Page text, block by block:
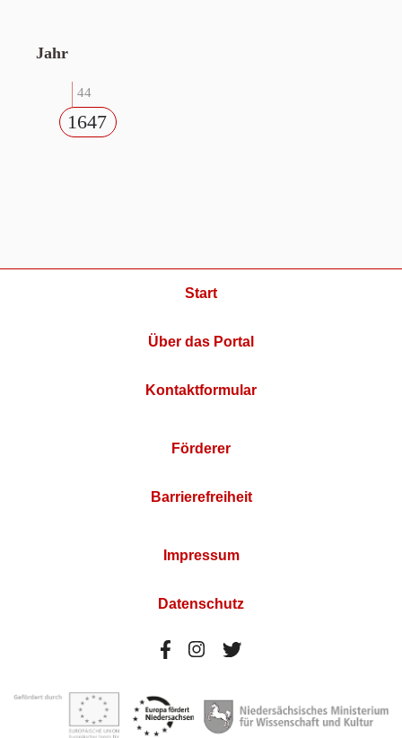
Jahr
44
1647
Start
Über das Portal
Kontaktformular
Förderer
Barrierefreiheit
Impressum
Datenschutz